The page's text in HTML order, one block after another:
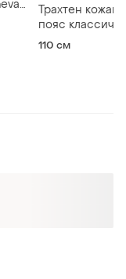
Трахтен
пояс
оленьей
110 см